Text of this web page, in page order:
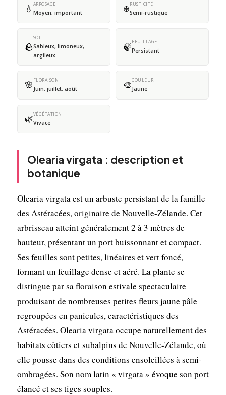
💧 ARROSAGE
Moyen, important ❄️RUSTICITÉ
Semi-rustique
🪨
SOL
Sableux, limoneux,
argileux
🍃FEUILLAGE
Persistant
🌸 FLORAISON
Juin, juillet, août 🎨COULEUR
Jaune
🌿VÉGÉTATION
Vivace
Olearia virgata : description et
botanique
Olearia virgata est un arbuste persistant de la famille
des Astéracées, originaire de Nouvelle-Zélande. Cet
arbrisseau atteint généralement 2 à 3 mètres de
hauteur, présentant un port buissonnant et compact.
Ses feuilles sont petites, linéaires et vert foncé,
formant un feuillage dense et aéré. La plante se
distingue par sa floraison estivale spectaculaire
produisant de nombreuses petites fleurs jaune pâle
regroupées en panicules, caractéristiques des
Astéracées. Olearia virgata occupe naturellement des
habitats côtiers et subalpins de Nouvelle-Zélande, où
elle pousse dans des conditions ensoleillées à semi-
ombragées. Son nom latin « virgata » évoque son port
élancé et ses tiges souples.